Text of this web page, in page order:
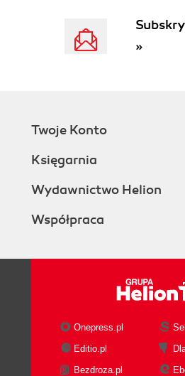
»
Twoje Konto
Księgarnia
Wydawnictwo Helion
Współpraca
Onepress.pl
Editio.pl
Bezdroza.pl